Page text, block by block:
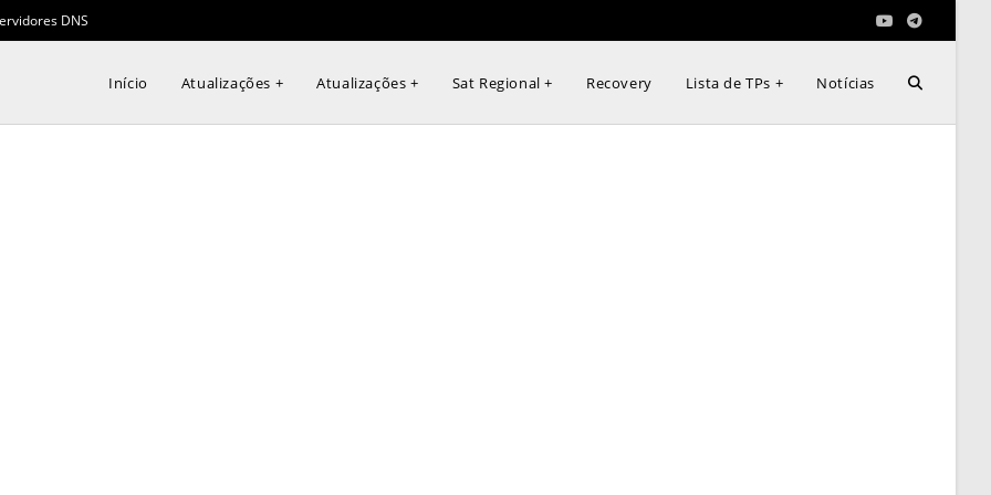
DNS
Início Atualizações + Atualizações + Sat Regional + Recovery Lista de TPs + Notícias Alternar